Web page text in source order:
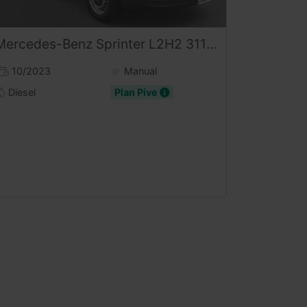
Benz Sprinter L2H2 311CDI RWD
10/2023
Manual
Diesel
Plan Pive